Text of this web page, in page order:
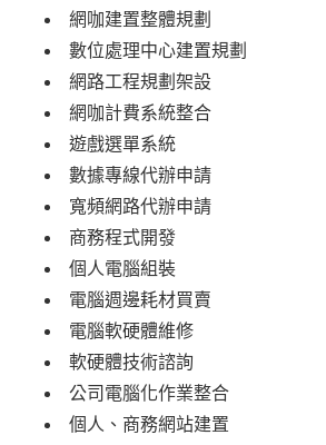
網咖建置整體規劃
數位處理中心建置規劃
網路工程規劃架設
網咖計費系統整合
遊戲選單系統
數據專線代辦申請
寬頻網路代辦申請
商務程式開發
個人電腦組裝
電腦週邊耗材買賣
電腦軟硬體維修
軟硬體技術諮詢
公司電腦化作業整合
個人、商務網站建置